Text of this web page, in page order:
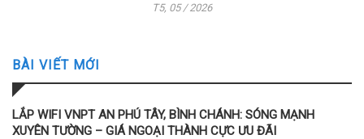
T5, 05 / 2026
BÀI VIẾT MỚI
LẮP WIFI VNPT AN PHÚ TÂY, BÌNH CHÁNH: SÓNG MẠNH
XUYÊN TƯỜNG – GIÁ NGOẠI THÀNH CỰC ƯU ĐÃI